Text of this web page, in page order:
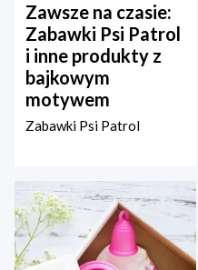
Zawsze na czasie:
Zabawki Psi Patrol
i inne produkty z
bajkowym
motywem
Zabawki Psi Patrol